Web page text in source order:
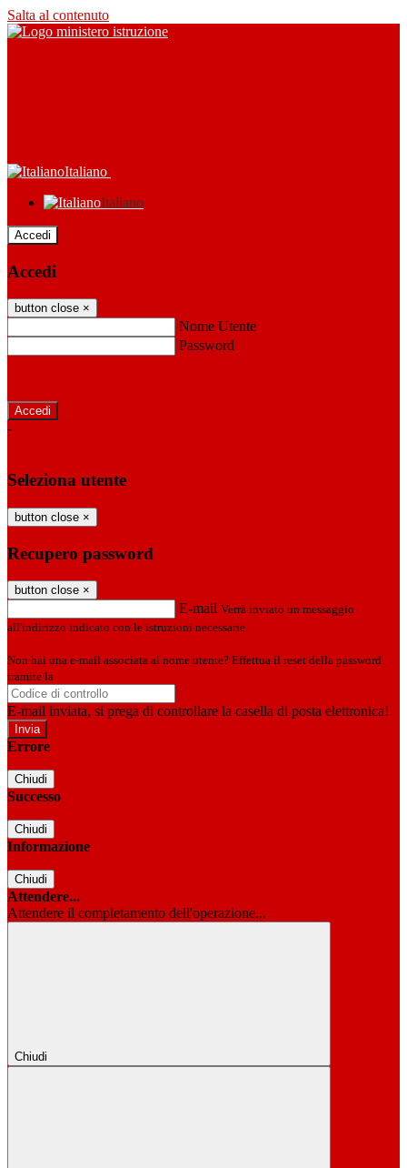
Salta al contenuto
Italiano
Italiano
Accedi
Accedi
button close ×
Nome Utente
Password
-
Seleziona utente
button close ×
Recupero password
button close ×
E-mail Verrà inviato un messaggio
all'indirizzo indicato con le istruzioni necessarie.
Non hai una e-mail associata al nome utente? Effettua il reset della password
tramite la
E-mail inviata, si prega di controllare la casella di posta elettronica!
Errore
Chiudi
Successo
Chiudi
Informazione
Chiudi
Attendere...
Attendere il completamento dell'operazione...
Chiudi